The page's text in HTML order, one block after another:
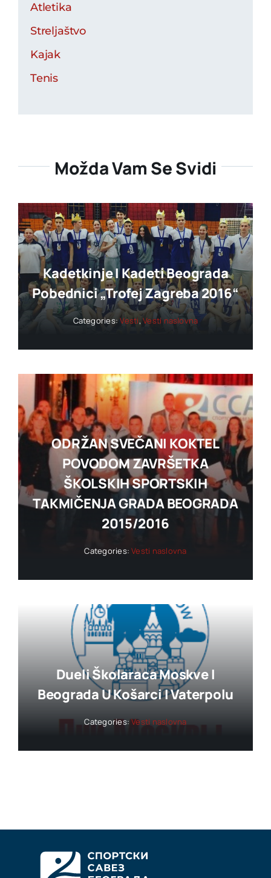
Atletika
Streljaštvo
Kajak
Tenis
Možda Vam Se Svidi
Kadetkinje I Kadeti Beograda
Pobednici „trofej Zagreba 2016“
Categories:Vesti,Vesti naslovna
ODRŽAN SVEČANI KOKTEL
POVODOM ZAVRŠETKA
ŠKOLSKIH SPORTSKIH
TAKMIČENJA GRADA BEOGRADA
2015/2016
Categories:Vesti naslovna
Dueli Školaraca Moskve I
Beograda U Košarci I Vaterpolu
Categories:Vesti naslovna